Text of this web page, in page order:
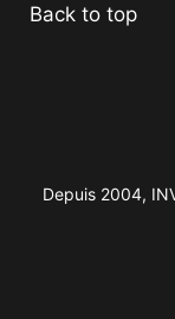
Back to top
Depuis 2004,